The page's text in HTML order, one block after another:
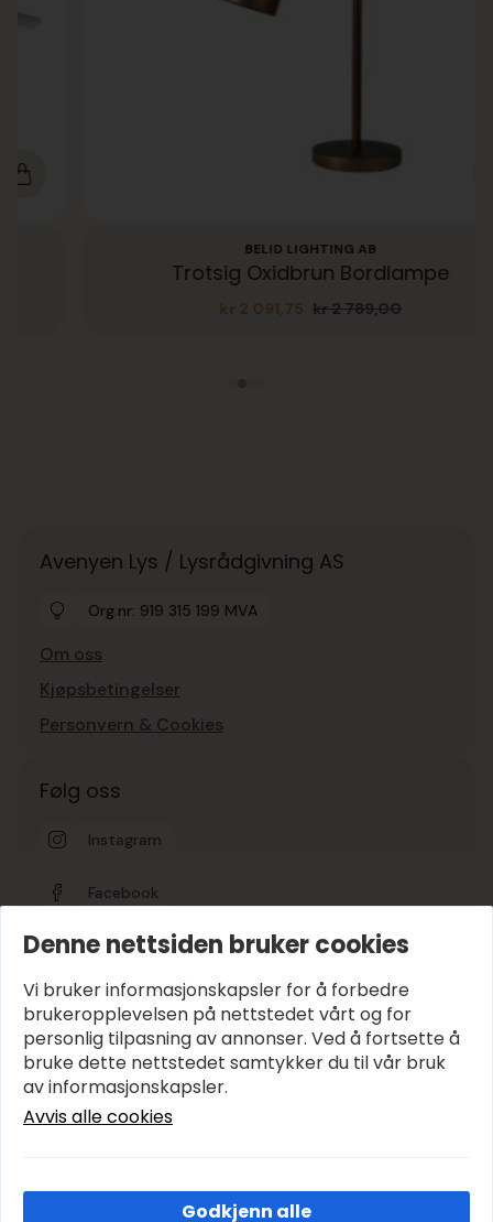
BELID LIGHTING AB
Trotsig Oxidbrun Bordlampe
kr 2 789,00
Opprinnelig
2 091,75 Nåværende
Avenyen Lys / Lysrådgivning AS
Org.nr: 919 315 199 MVA
Om oss
Kjøpsbetingelser
Personvern & Cookies
Følg oss
Instagram
Facebook
Google-vurdering
Hold deg oppdatert
E-post*
Abonner
Denne nettsiden bruker cookies
Vi bruker informasjonskapsler for å forbedre
brukeropplevelsen på nettstedet vårt og for
personlig tilpasning av annonser. Ved å fortsette å
bruke dette nettstedet samtykker du til vår bruk
av informasjonskapsler.
Avvis alle cookies
Godkjenn alle